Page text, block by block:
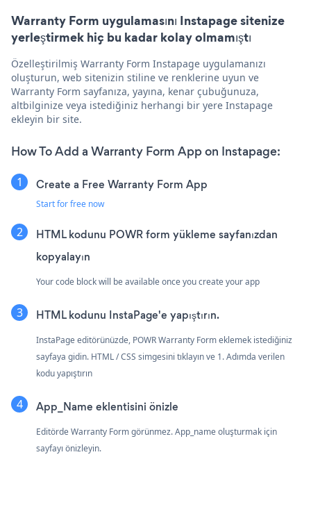
Warranty Form uygulamasını Instapage sitenize
yerleştirmek hiç bu kadar kolay olmamıştı
Özelleştirilmiş Warranty Form Instapage uygulamanızı
oluşturun, web sitenizin stiline ve renklerine uyun ve
Warranty Form sayfanıza, yayına, kenar çubuğunuza,
altbilginize veya istediğiniz herhangi bir yere Instapage
ekleyin bir site.
How To Add a Warranty Form App on Instapage:
Create a Free Warranty Form App
Start for free now
HTML kodunu POWR form yükleme sayfanızdan
kopyalayın
Your code block will be available once you create your app
HTML kodunu InstaPage'e yapıştırın.
InstaPage editörünüzde, POWR Warranty Form eklemek istediğiniz
sayfaya gidin. HTML / CSS simgesini tıklayın ve 1. Adımda verilen
kodu yapıştırın
App_Name eklentisini önizle
Editörde Warranty Form görünmez. App_name oluşturmak için
sayfayı önizleyin.